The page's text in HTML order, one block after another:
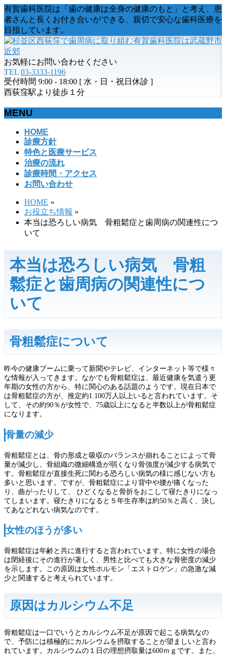
有賀歯科医院は「歯の健康は全身の健康のもと」と考え、患
者さんと長くお付き合いができる、親切で安心な歯科医療を
目指しています。
お気軽にお問い合わせください
TEL 03-3333-1196
受付時間 9:00 - 18:00 [ 水・日・祝日休診 ]
西荻窪駅より徒歩１分
MENU
HOME
診療方針
特色と医療サービス
治療の流れ
診療時間・アクセス
お問い合わせ
HOME »
お役立ち情報 »
本当は恐ろしい病気 骨粗鬆症と歯周病の関連性につ
いて
本当は恐ろしい病気 骨粗
鬆症と歯周病の関連性につ
いて
骨粗鬆症について
昨今の健康ブームに乗って新聞やテレビ、インターネット等で様々
な情報が入ってきます。なかでも骨粗鬆症は、最近健康を気遣う更
年期の女性の方から、特に関心のある話題のようです。現在日本で
は骨粗鬆症の方が、推定約1.100万人以上いると言われています。そ
して、その約90％が女性で、75歳以上になると半数以上が骨粗鬆症
になります。
骨量の減少
骨粗鬆症とは、骨の形成と吸収のバランスが崩れることによって骨
量が減少し、骨組織の微細構造が弱くなり骨強度が減少する病気で
す。骨粗鬆症が直接生死に関わる恐ろしい病気の様に感じない方も
多いと思います。ですが、骨粗鬆症により背中や腰が痛くなった
り、曲がったりして、 ひどくなると骨折をおこして寝たきりになっ
てしまいます。寝たきりになると５年生存率は約50％と高く、決し
てあなどれない病気なのです。
女性のほうが多い
骨粗鬆症は年齢と共に進行すると言われています。特に女性の場合
は閉経後にその進行が著しく、男性と比べても大きな骨密度の減少
を示します。この原因は女性ホルモン「エストロゲン」の急激な減
少と関連すると考えられています。
原因はカルシウム不足
骨粗鬆症は一口でいうとカルシウム不足が原因で起こる病気なの
で、予防には積極的にカルシウムを摂取することが望ましいと言わ
れています。カルシウムの１日の理想摂取量は600ｍｇです。また、